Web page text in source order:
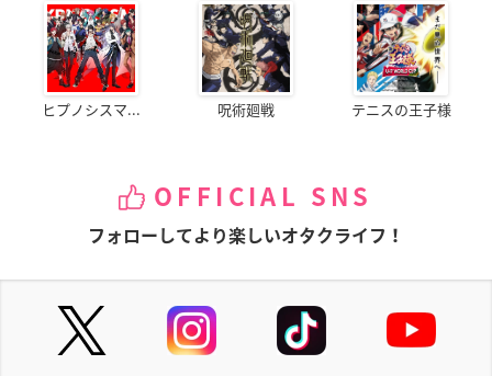
ヒプノシスマ... 呪術廻戦 テニスの王子様
OFFICIAL SNS
フォローしてより楽しいオタクライフ！